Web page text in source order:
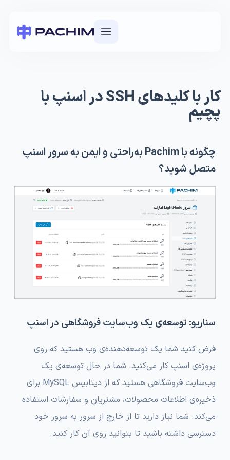
کار با کلیدهای SSH در اسنپ با
چگونه با Pachim به‌راحتی و ایمن به سرور اسنپ
متصل شوید؟
سناریو: توسعه‌ی یک وب‌سایت فروشگاهی در اسنپ
فرض کنید شما یک توسعه‌دهنده‌ی وب هستید که روی
پروژه‌ی اسنپ کار می‌کنید. شما در حال توسعه‌ی یک
وب‌سایت فروشگاهی هستید که از دیتابیس MySQL برای
ذخیره‌ی اطلاعات محصولات، مشتریان و سفارشات استفاده
می‌کند. شما نیاز دارید تا از خارج از سرور به سرور خود
دسترسی داشته باشید تا بتوانید روی آن کار کنید.